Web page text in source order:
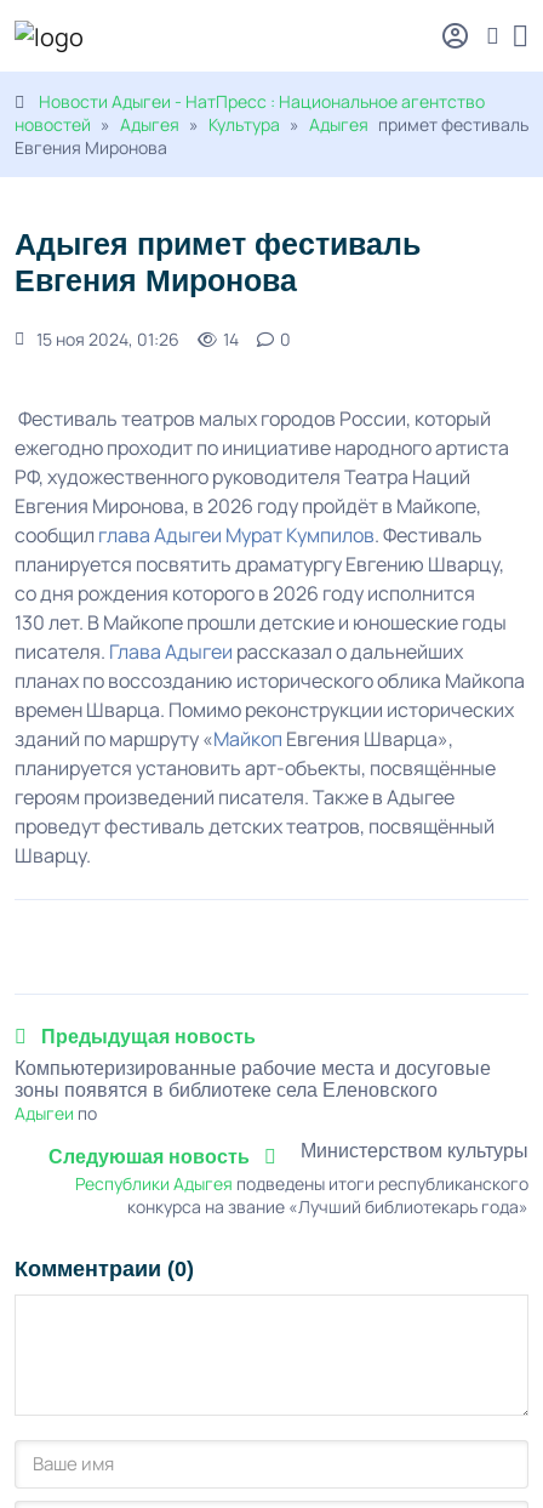
Новости Адыгеи - НатПресс : Национальное агентство
новостей » Адыгея » Культура » Адыгея примет фестиваль
Евгения Миронова
Адыгея примет фестиваль
Евгения Миронова
15 ноя 2024, 01:26 14 0
Фестиваль театров малых городов России, который
ежегодно проходит по инициативе народного артиста
РФ, художественного руководителя Театра Наций
Евгения Миронова, в 2026 году пройдёт в Майкопе,
сообщил глава Адыгеи Мурат Кумпилов. Фестиваль
планируется посвятить драматургу Евгению Шварцу,
со дня рождения которого в 2026 году исполнится
130 лет. В Майкопе прошли детские и юношеские годы
писателя. Глава Адыгеи рассказал о дальнейших
планах по воссозданию исторического облика Майкопа
времен Шварца. Помимо реконструкции исторических
зданий по маршруту «Майкоп Евгения Шварца»,
планируется установить арт-объекты, посвящённые
героям произведений писателя. Также в Адыгее
проведут фестиваль детских театров, посвящённый
Шварцу.
Предыдущая новость
Компьютеризированные рабочие места и досуговые
зоны появятся в библиотеке села Еленовского
Адыгеи по
Следуюшая новость Министерством культуры
Республики Адыгея подведены итоги республиканского
конкурса на звание «Лучший библиотекарь года»
Комментраии (0)